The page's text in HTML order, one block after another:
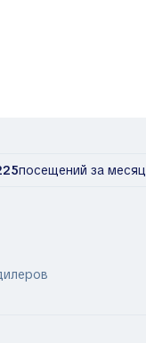
посещений за месяц